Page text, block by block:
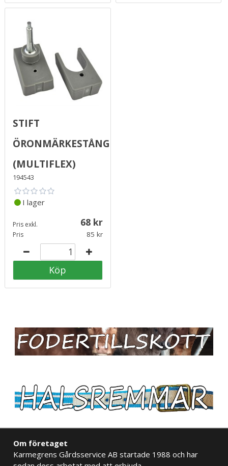
Stift
öronmärkestång
(Multiflex)
194543
I lager
Pris exkl. 68
Pris 85
Köp
Om företaget
Karmegrens Gårdsservice AB startade 1988 och har